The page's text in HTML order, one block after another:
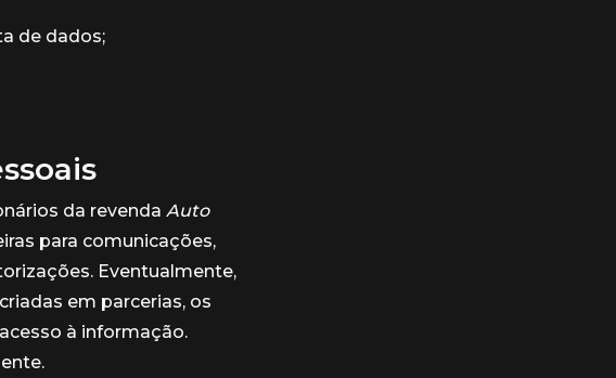
de dados;
da revenda Auto
para comunicações,
Eventualmente,
em parcerias, os
à informação.